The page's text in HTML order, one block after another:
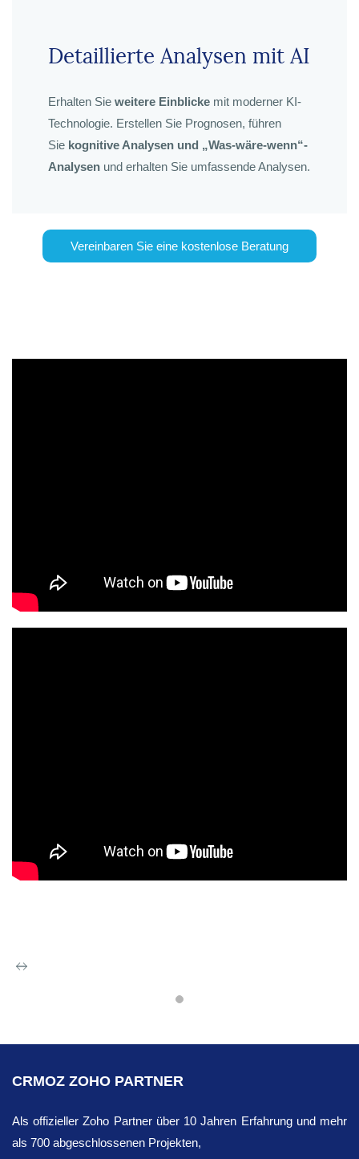
Detaillierte Analysen mit AI
Erhalten Sie weitere Einblicke mit moderner KI-
Technologie. Erstellen Sie Prognosen, führen
Sie kognitive Analysen und „Was-wäre-wenn“-
Analysen und erhalten Sie umfassende Analysen.
Vereinbaren Sie eine kostenlose Beratung
Zoho Reports
Tool, können Sie:
Benutzeroberfläche im Handumdrehen
Berichte auf der Grundlage der
CRMOZ ZOHO PARTNER
Als offizieller Zoho Partner über 10 Jahren Erfahrung und mehr
als 700 abgeschlossenen Projekten,